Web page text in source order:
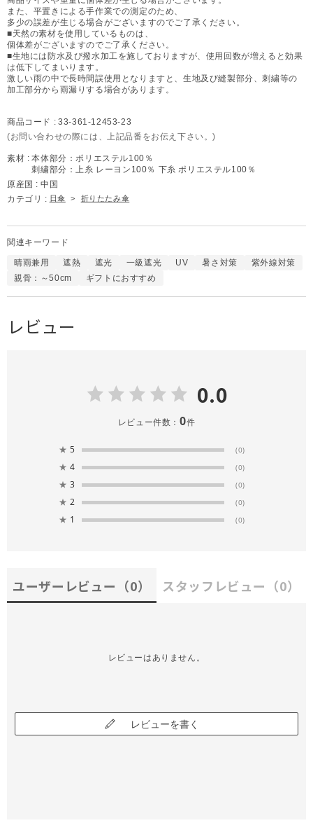
また、平置きによる手作業での測定のため、
多少の誤差が生じる場合がございますのでご了承ください。
■天然の素材を使用しているものは、
個体差がございますのでご了承ください。
■生地には防水及び撥水加工を施しておりますが、使用回数が増えると効果
は低下してまいります。
激しい雨の中で長時間誤使用となりますと、生地及び縫製部分、刺繍等の
加工部分から雨漏りする場合があります。
商品コード : 33-361-12453-23
(お問い合わせの際には、上記品番をお伝え下さい。)
素材 : 本体部分：ポリエステル100％
刺繍部分：上糸 レーヨン100％ 下糸 ポリエステル100％
原産国 : 中国
カテゴリ : 日傘 > 折りたたみ傘
関連キーワード
晴雨兼用 遮熱 遮光 一級遮光 UV 暑さ対策
紫外線対策
親骨：～50cm
ギフトにおすすめ
レビュー
0.0
レビュー件数： 0件
★ 5 (0)
★ 4 (0)
★ 3 (0)
★ 2 (0)
★ 1 (0)
ユーザーレビュー （0） スタッフレビュー （0）
レビューはありません。
レビューを書く